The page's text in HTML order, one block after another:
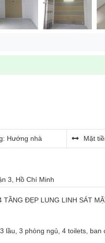
Hướng nhà Mặt
3, Hồ Chí Minh
ĐẸP LUNG LINH SÁT
lầu, 3 phòng ngủ, 4 toilets,